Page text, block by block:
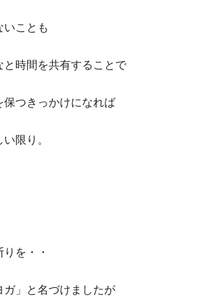
いことも
と時間を共有することで
保つきっかけになれば
限り。
を・・
ガ」と名づけましたが